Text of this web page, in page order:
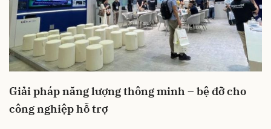
Giải pháp năng lượng thông minh – bệ đỡ cho
công nghiệp hỗ trợ